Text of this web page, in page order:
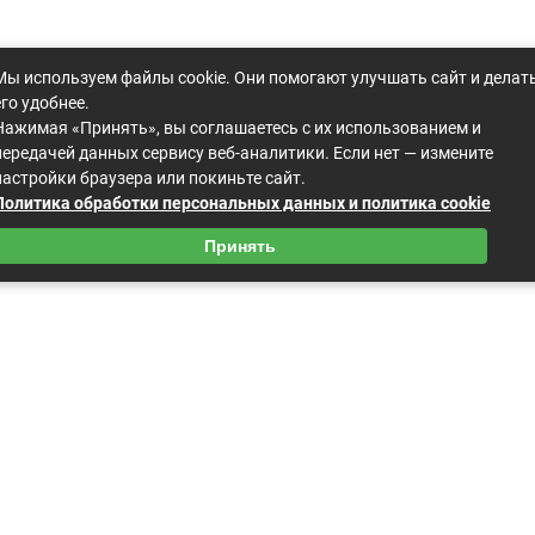
используем файлы cookie. Они помогают улучшать сайт и
удобнее.
«Принять», вы соглашаетесь с их использованием и
данных сервису веб-аналитики. Если нет — измените
браузера или покиньте сайт.
обработки персональных данных и политика cookie
Принять